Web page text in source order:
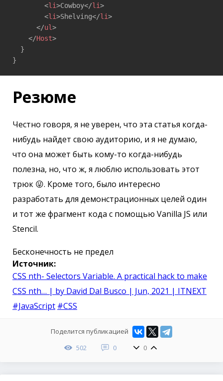
<li>Cowboy</li>
<li>Shelving</li>
</ul>
</Host>
  }
Резюме
Честно говоря, я не уверен, что эта статья когда-
нибудь найдет свою аудиторию, и я не думаю,
что она может быть кому-то когда-нибудь
полезна, но, что ж, я люблю использовать этот
трюк 😜. Кроме того, было интересно
разработать для демонстрационных целей один
и тот же фрагмент кода с помощью Vanilla JS или
Stencil.
Бесконечность не предел
Источник:
CSS nth- Selectors Variable. A practical hack to make
CSS nth… | by David Dal Busco | Jun, 2021 | ITNEXT
#JavaScript #CSS
Поделится публикацией
502
0 0